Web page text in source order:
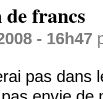
francs
- 16h47
pas dans